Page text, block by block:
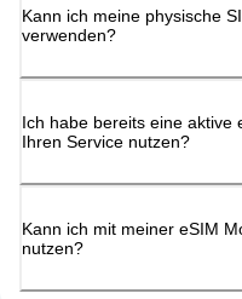
Kann ich meine physische
verwenden?
Ich habe bereits eine aktive
Ihren Service nutzen?
Kann ich mit meiner eSIM
nutzen?